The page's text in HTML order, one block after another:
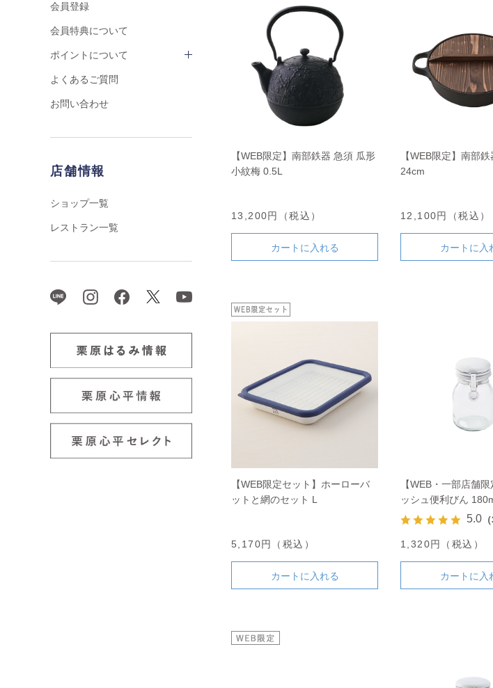
会員登録
会員特典について
ポイントについて
よくあるご質問
お問い合わせ
店舗情報
ショップ一覧
レストラン一覧
【WEB限定】南部鉄器 急須 瓜形
小紋梅 0.5L
13,200円（税込）
カートに入れる
【WEB限定】南部
24cm
12,100円（税込）
カートに入
【WEB限定セット】ホーローバ
ットと網のセット L
5,170円（税込）
カートに入れる
【WEB・一部店舗
ッシュ便利びん
5.0
1,320円（税込）
カートに入